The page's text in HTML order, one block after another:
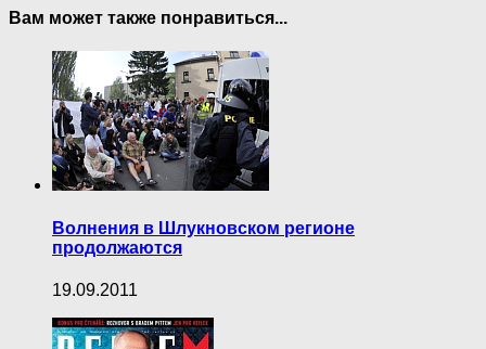
Вам может также понравиться...
Волнения в Шлукновском регионе
продолжаются
19.09.2011